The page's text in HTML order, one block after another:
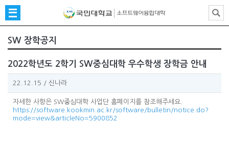
SW 장학공지
2022학년도 2학기 SW중심대학 우수학생 장학금 안내
22.12.15 / 신나라
자세한 사항은 SW중심대학 사업단 홈페이지를 참조해주세요.
https://software.kookmin.ac.kr/software/bulletin/notice.do?
mode=view&articleNo=5900852